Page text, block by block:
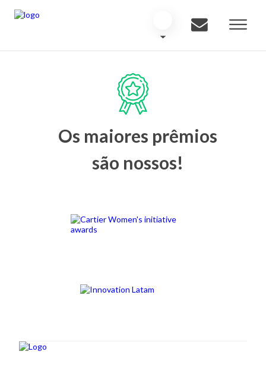
Os maiores prêmios
são nossos!